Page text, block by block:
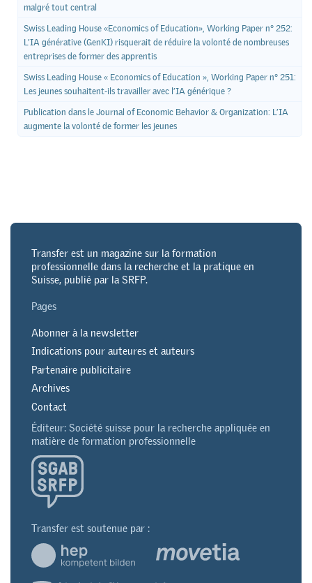
malgré tout central
Swiss Leading House «Economics of Education», Working Paper n° 252:
L’IA générative (GenKI) risquerait de réduire la volonté de nombreuses
entreprises de former des apprentis
Swiss Leading House « Economics of Education », Working Paper n° 251:
Les jeunes souhaitent-ils travailler avec l’IA générique ?
Publication dans le Journal of Economic Behavior & Organization: L’IA
augmente la volonté de former les jeunes
Transfer est un magazine sur la formation
professionnelle dans la recherche et la pratique en
Suisse, publié par la SRFP.
Pages
Abonner à la newsletter
Indications pour auteures et auteurs
Partenaire publicitaire
Archives
Contact
Éditeur: Société suisse pour la recherche appliquée en
matière de formation professionnelle
Transfer est soutenue par :